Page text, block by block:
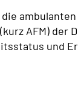
die
AFM) der
und